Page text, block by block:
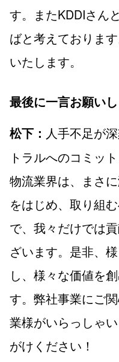
す。またKDDIさん
ばと考えておりま
いたします。
最後に一言お願い
松下： 人手不足が
トラルへのコミッ
物流業界は、まさ
をはじめ、取り組
で、我々だけでは
ざいます。是非、
し、様々な価値を
す。弊社事業にご
業様がいらっしゃ
がけください！